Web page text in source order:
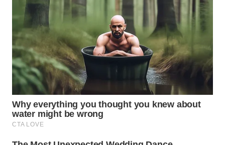
PORTAL
KONSUMEN
FORWAMKI
ALPERKLINAS
FORJASIDA
TAMBANG